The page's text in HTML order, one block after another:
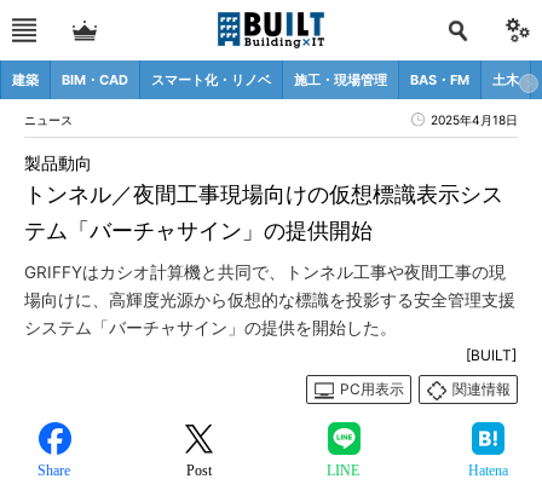
建築 BIM・CAD スマート化・リノベ 施工・現場管理 BAS・FM 土木
ニュース 2025年4月18日
トンネル／夜間工事現場向けの仮想標識表示シス
テム「バーチャサイン」の提供開始
製品動向
GRIFFYはカシオ計算機と共同で、トンネル工事や夜間工事の現
場向けに、高輝度光源から仮想的な標識を投影する安全管理支援
システム「バーチャサイン」の提供を開始した。
[BUILT]
PC用表示
関連情報
Share Post LINE Hatena